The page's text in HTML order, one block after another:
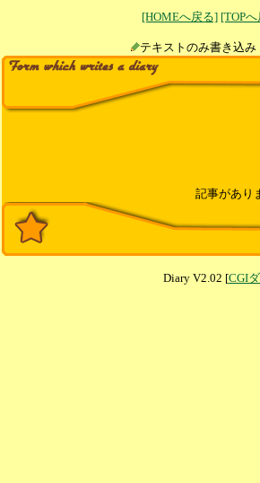
[HOMEへ戻る] [TOP
テキストのみ書
記事があり
Diary V2.02 [CGI